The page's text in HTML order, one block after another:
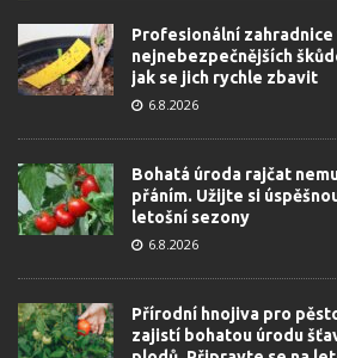
Profesionální
nejnebezpečnějších
jak se jich rychle zbavit
6.8.2026
Bohatá úroda rajčat
přáním. Užijte si
letošní sezony
6.8.2026
Přírodní hnojiva pro
zajistí bohatou úrodu